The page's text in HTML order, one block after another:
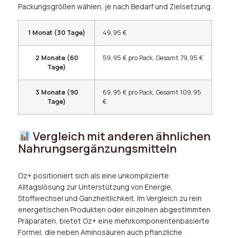
Packungsgrößen wählen, je nach Bedarf und Zielsetzung.
1 Monat (30 Tage) 49,95 €
2 Monate (60
Tage)
59,95 € pro Pack, Gesamt 79,95 €
3 Monate (90
Tage)
69,95 € pro Pack, Gesamt 109,95
€
Vergleich mit anderen ähnlichen
Nahrungsergänzungsmitteln
Oz+ positioniert sich als eine unkomplizierte
Alltagslösung zur Unterstützung von Energie,
Stoffwechsel und Ganzheitlichkeit. Im Vergleich zu rein
energetischen Produkten oder einzelnen abgestimmten
Präparaten, bietet Oz+ eine mehrkomponentenbasierte
Formel, die neben Aminosäuren auch pflanzliche